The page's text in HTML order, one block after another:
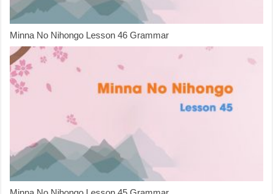
Minna No Nihongo Lesson 46 Grammar